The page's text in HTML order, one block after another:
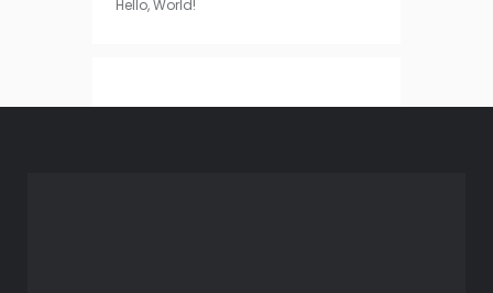
Hello, World!